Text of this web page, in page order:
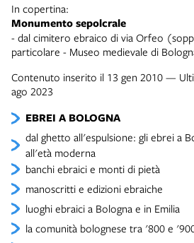
EBREI A BOLOGNA
dal ghetto all'espulsione: gli ebrei a
all'età moderna
banchi ebraici e monti di pietà
manoscritti e edizioni ebraiche
luoghi ebraici a Bologna e in Emilia
la comunità bolognese tra '800 e
In copertina:
Monumento sepolcrale
- dal cimitero ebraico di via Orfeo
particolare - Museo medievale di
Contenuto inserito il 13 gen 2010 —
ago 2023